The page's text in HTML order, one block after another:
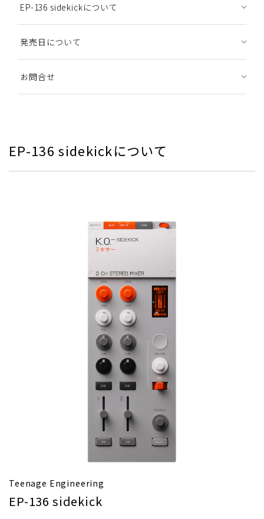
EP-136 sidekickについて
発売日について
お問合せ
EP-136 sidekickについて
Teenage Engineering
EP-136 sidekick